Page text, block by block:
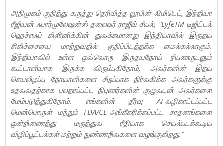
அறிமுகம் குறித்து கருத்து தெரிவித்த லூபின் லிமிடெட், இந்தியா
ரீஜியன் ஃபார்முலேஷன்ஸ் தலைவர் ராஜீவ் சிபல், “LyfeTM டிஜிட்டல்
ஹெச்எஃப் கிளினிக்கின் துவக்கமானது இந்தியாவில் இருதய
சிகிச்சையை மாற்றுவதில் குறிப்பிடத்தக்க மைல்கல்லாகும்.
இந்தியாவில் உள்ள ஒவ்வொரு இருதயநோய் நிபுணருடனும்
கூட்டாளியாக இருக்க விரும்புகிறோம், அவர்களின் இதய
செயலிழப்பு நோயாளிகளை சிறப்பாக நிர்வகிக்க அவர்களுக்கு
உதவுவதற்காக பலதரப்பட்ட நிபுணர்களின் குழுவுடன் அவர்களை
மேம்படுத்துகிறோம். எங்களின் தீர்வு AI-வழிகாட்டப்பட்ட
மென்பொருள் மற்றும் FDA/CE-அங்கீகரிக்கப்பட்ட சாதனங்களை
ஒன்றிணைத்து மருத்துவ ரீதியாக செயல்படக்கூடிய
விழிப்பூட்டல்கள் மற்றும் நுண்ணறிவுகளை வழங்குகிறது."